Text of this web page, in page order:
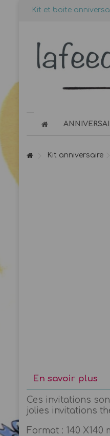
Kit et boite
Kit anniversaire
En savoir plus
Ces invitations
jolies invitations
Format : 140